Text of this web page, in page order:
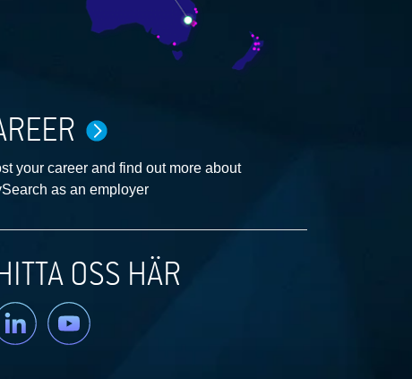
your career and find out more about
as an employer
OSS HÄR
YouTube